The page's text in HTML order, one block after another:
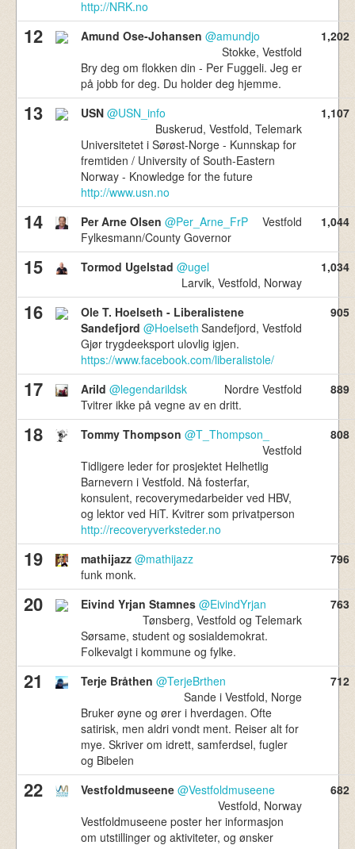
http://NRK.no
12 Amund Ose-Johansen @amundjo
Stokke, Vestfold
Bry deg om flokken din - Per Fuggeli. Jeg er
på jobb for deg. Du holder deg hjemme.
1,202
13 USN @USN_info
Buskerud, Vestfold, Telemark
Universitetet i Sørøst-Norge - Kunnskap for
fremtiden / University of South-Eastern
Norway - Knowledge for the future
http://www.usn.no
1,107
14 Per Arne Olsen @Per_Arne_FrP
Vestfold
Fylkesmann/County Governor
1,044
15 Tormod Ugelstad @ugel
Larvik, Vestfold, Norway
1,034
16
Ole T. Hoelseth - Liberalistene
Sandefjord @Hoelseth Sandefjord, Vestfold
Gjør trygdeeksport ulovlig igjen.
https://www.facebook.com/liberalistole/
905
17 Arild @legendarildsk
Nordre Vestfold
Tvitrer ikke på vegne av en dritt.
889
18 Tommy Thompson @T_Thompson_
Vestfold
Tidligere leder for prosjektet Helhetlig
Barnevern i Vestfold. Nå fosterfar,
konsulent, recoverymedarbeider ved HBV,
og lektor ved HiT. Kvitrer som privatperson
http://recoveryverksteder.no
808
19 mathijazz @mathijazz
funk monk.
796
20 Eivind Yrjan Stamnes @EivindYrjan
Tønsberg, Vestfold og Telemark
Sørsame, student og sosialdemokrat.
Folkevalgt i kommune og fylke.
763
21 Terje Bråthen @TerjeBrthen
Sande i Vestfold, Norge
Bruker øyne og ører i hverdagen. Ofte
satirisk, men aldri vondt ment. Reiser alt for
mye. Skriver om idrett, samferdsel, fugler
og Bibelen
712
22 Vestfoldmuseene @Vestfoldmuseene
Vestfold, Norway
Vestfoldmuseene poster her informasjon
om utstillinger og aktiviteter, og ønsker
682